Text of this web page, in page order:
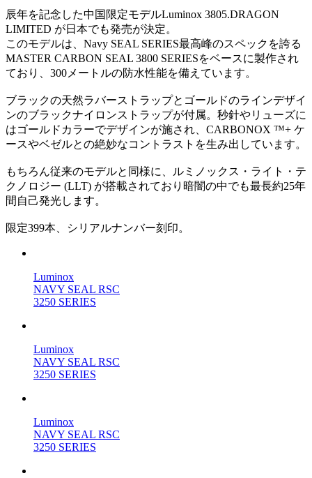
辰年を記念した中国限定モデルLuminox 3805.DRAGON
LIMITED が日本でも発売が決定。
このモデルは、Navy SEAL SERIES最高峰のスペックを誇る
MASTER CARBON SEAL 3800 SERIESをベースに製作され
ており、300メートルの防水性能を備えています。
ブラックの天然ラバーストラップとゴールドのラインデザイ
ンのブラックナイロンストラップが付属。秒針やリューズに
はゴールドカラーでデザインが施され、CARBONOX ™+ ケ
ースやベゼルとの絶妙なコントラストを生み出しています。
もちろん従来のモデルと同様に、ルミノックス・ライト・テ
クノロジー (LLT) が搭載されており暗闇の中でも最長約25年
間自己発光します。
限定399本、シリアルナンバー刻印。
Luminox
NAVY SEAL RSC
3250 SERIES
Luminox
NAVY SEAL RSC
3250 SERIES
Luminox
NAVY SEAL RSC
3250 SERIES